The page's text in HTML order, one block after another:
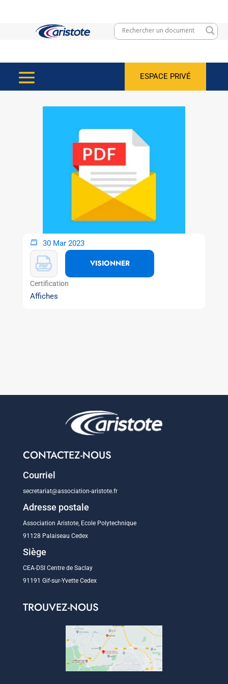
ESPACE PRIVÉ
30 Mar 2023
VISIONNER
Certification
Affiches
CONTACTEZ-NOUS
Courriel
secretariat@association-aristote.fr
Adresse postale
Association Aristote, Ecole Polytechnique
91128 Palaiseau Cedex
Siège
CEA-DSI Centre de Saclay
91191 Gif-sur-Yvette Cedex
TROUVEZ-NOUS